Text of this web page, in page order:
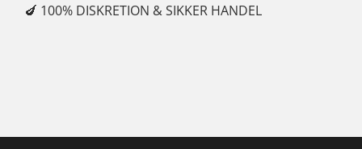
🍆 100% DISKRETION & SIKKER HANDEL